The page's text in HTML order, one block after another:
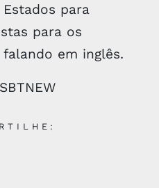
para
para os
falando em inglês.